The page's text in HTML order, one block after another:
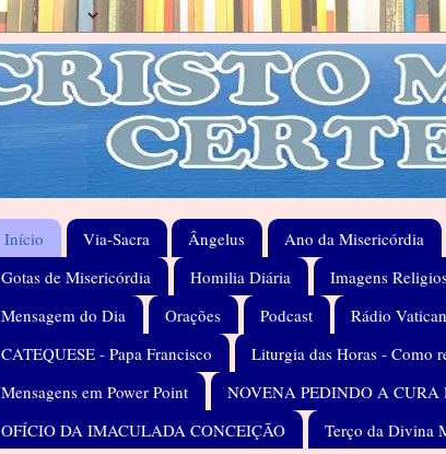
Início Via-Sacra Ângelus Ano da Misericórdia
Gotas de Misericórdia
Homilia Diária Imagens
Mensagem do Dia
Orações Podcast Rádio
CATEQUESE - Papa Francisco
Liturgia das Horas - Como
Mensagens em Power Point
NOVENA PEDINDO A CURA
OFÍCIO DA IMACULADA CONCEIÇÃO
Terço da Divina